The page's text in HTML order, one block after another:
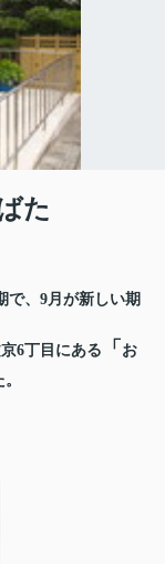
た
で、9月が新しい期
6丁目にある
「 お